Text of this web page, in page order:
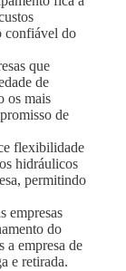
confiável do
que
de
os mais
de
flexibilidade
hidráulicos
permitindo
empresas
do
a empresa de
e retirada.